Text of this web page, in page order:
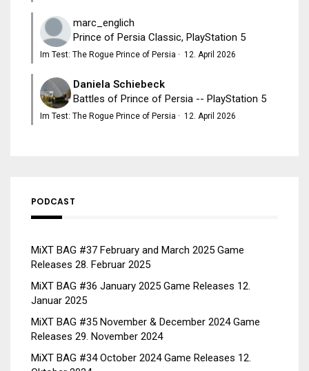
marc_englich
Prince of Persia Classic, PlayStation 5
Im Test: The Rogue Prince of Persia · 12. April 2026
Daniela Schiebeck
Battles of Prince of Persia -- PlayStation 5
Im Test: The Rogue Prince of Persia · 12. April 2026
PODCAST
MiXT BAG #37 February and March 2025 Game
Releases 28. Februar 2025
MiXT BAG #36 January 2025 Game Releases 12.
Januar 2025
MiXT BAG #35 November & December 2024 Game
Releases 29. November 2024
MiXT BAG #34 October 2024 Game Releases 12.